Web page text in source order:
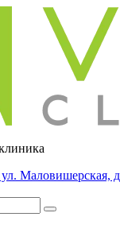
Маловишерская,